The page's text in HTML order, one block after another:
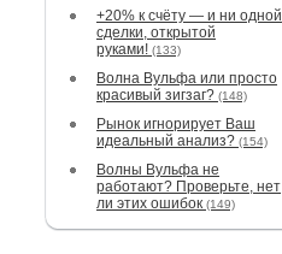
+20% к счёту — и ни одной
сделки, открытой
руками! (133)
Волна Вульфа или просто
красивый зигзаг? (148)
Рынок игнорирует Ваш
идеальный анализ? (154)
Волны Вульфа не
работают? Проверьте, нет
ли этих ошибок (149)